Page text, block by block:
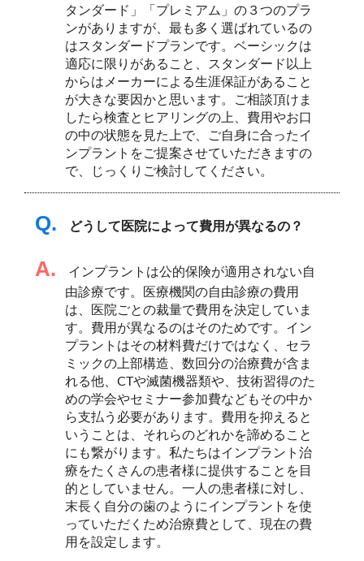
タンダード」「プレミアム」の３つのプラ
ンがありますが、最も多く選ばれているの
はスタンダードプランです。ベーシックは
適応に限りがあること、スタンダード以上
からはメーカーによる生涯保証があること
が大きな要因かと思います。ご相談頂けま
したら検査とヒアリングの上、費用やお口
の中の状態を見た上で、ご自身に合ったイ
ンプラントをご提案させていただきますの
で、じっくりご検討してください。
Q. どうして医院によって費用が異なるの？
A.
インプラントは公的保険が適用されない自
由診療です。医療機関の自由診療の費用
は、医院ごとの裁量で費用を決定していま
す。費用が異なるのはそのためです。イン
プラントはその材料費だけではなく、セラ
ミックの上部構造、数回分の治療費が含ま
れる他、CTや滅菌機器類や、技術習得のた
めの学会やセミナー参加費などもその中か
ら支払う必要があります。費用を抑えると
いうことは、それらのどれかを諦めること
にも繋がります。私たちはインプラント治
療をたくさんの患者様に提供することを目
的としていません。一人の患者様に対し、
末長く自分の歯のようにインプラントを使
っていただくため治療費として、現在の費
用を設定します。